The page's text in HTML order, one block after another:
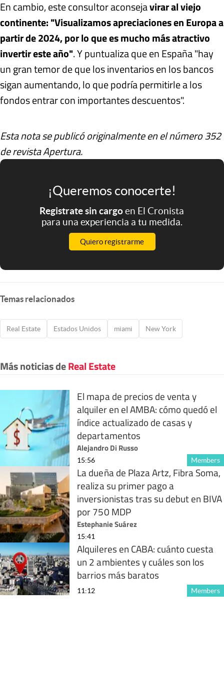
En cambio, este consultor aconsejavirar al viejo
continente: "Visualizamos apreciaciones en Europa a
partir de 2024, por lo que es mucho más atractivo
invertir este año". Y puntualiza que en España "hay
un gran temor de que los inventarios en los bancos
sigan aumentando, lo que podría permitirle a los
fondos entrar con importantes descuentos".
Esta nota se publicó originalmente en el número 352
de revista Apertura.
¡Queremos conocerte!
Registrate sin cargoen El Cronista
para una experiencia a tu medida.
Quiero registrarme
Temas relacionados
Real Estate Estados Unidos miami New York
Más noticias deReal Estate
El mapa de precios de venta y
alquiler en el AMBA: cómo quedó el
índice actualizado de casas y
departamentos
Alejandro Di Russo
Members
15:56
La dueña de Plaza Artz, Fibra Soma,
realiza su primer pago a
inversionistas tras su debut en BIVA
por 750 MDP
Estephanie Suárez
15:41
Alquileres en CABA: cuánto cuesta
un 2 ambientes y cuáles son los
barrios más baratos
Members
11:12